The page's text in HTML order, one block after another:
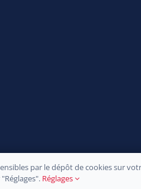
Site officiel de la commune de
par le dépôt de cookies sur
Réglages